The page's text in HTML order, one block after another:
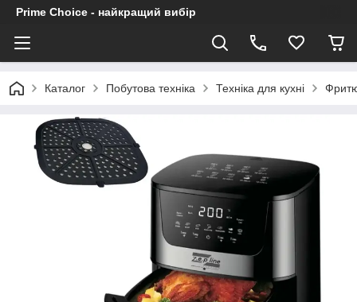
Prime Choice - найкращий вибір
Каталог Побутова техніка Техніка для кухні